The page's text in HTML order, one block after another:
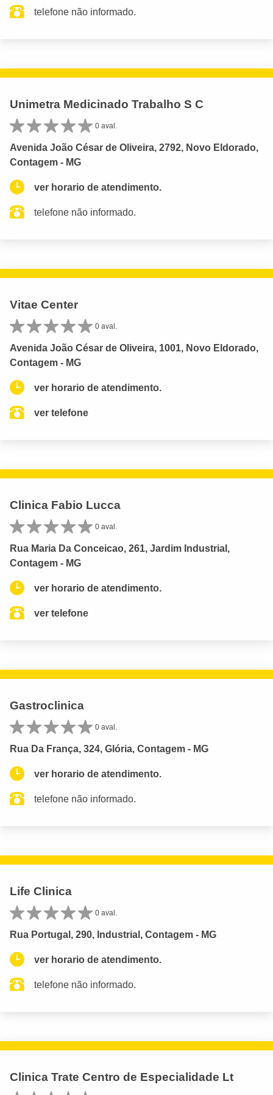
telefone não informado.
Unimetra Medicinado Trabalho S C
0 aval.
Avenida João César de Oliveira, 2792, Novo Eldorado,
Contagem - MG
ver horario de atendimento.
telefone não informado.
Vitae Center
0 aval.
Avenida João César de Oliveira, 1001, Novo Eldorado,
Contagem - MG
ver horario de atendimento.
ver telefone
Clinica Fabio Lucca
0 aval.
Rua Maria Da Conceicao, 261, Jardim Industrial,
Contagem - MG
ver horario de atendimento.
ver telefone
Gastroclinica
0 aval.
Rua Da França, 324, Glória, Contagem - MG
ver horario de atendimento.
telefone não informado.
Life Clinica
0 aval.
Rua Portugal, 290, Industrial, Contagem - MG
ver horario de atendimento.
telefone não informado.
Clinica Trate Centro de Especialidade Lt